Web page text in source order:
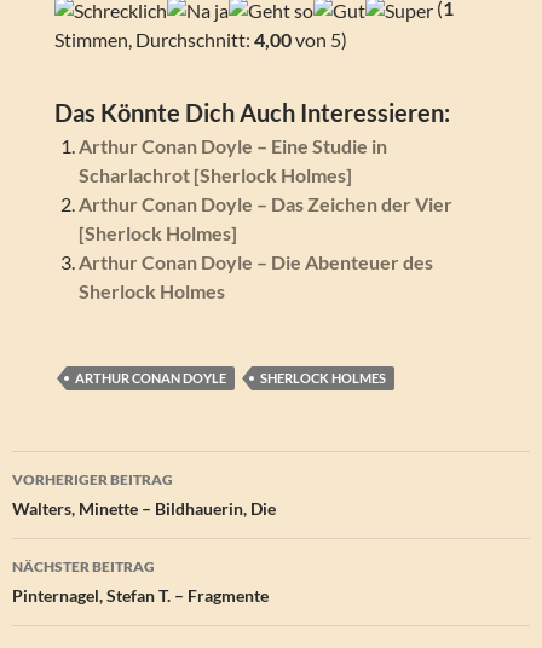
(1
Stimmen, Durchschnitt: 4,00von 5)
Das Könnte Dich Auch Interessieren:
Arthur Conan Doyle – Eine Studie in
Scharlachrot [Sherlock Holmes]
Arthur Conan Doyle – Das Zeichen der Vier
[Sherlock Holmes]
Arthur Conan Doyle – Die Abenteuer des
Sherlock Holmes
ARTHUR CONAN DOYLE SHERLOCK HOLMES
Beitragsnavigation
VORHERIGER BEITRAG
Walters, Minette – Bildhauerin, Die
NÄCHSTER BEITRAG
Pinternagel, Stefan T. – Fragmente